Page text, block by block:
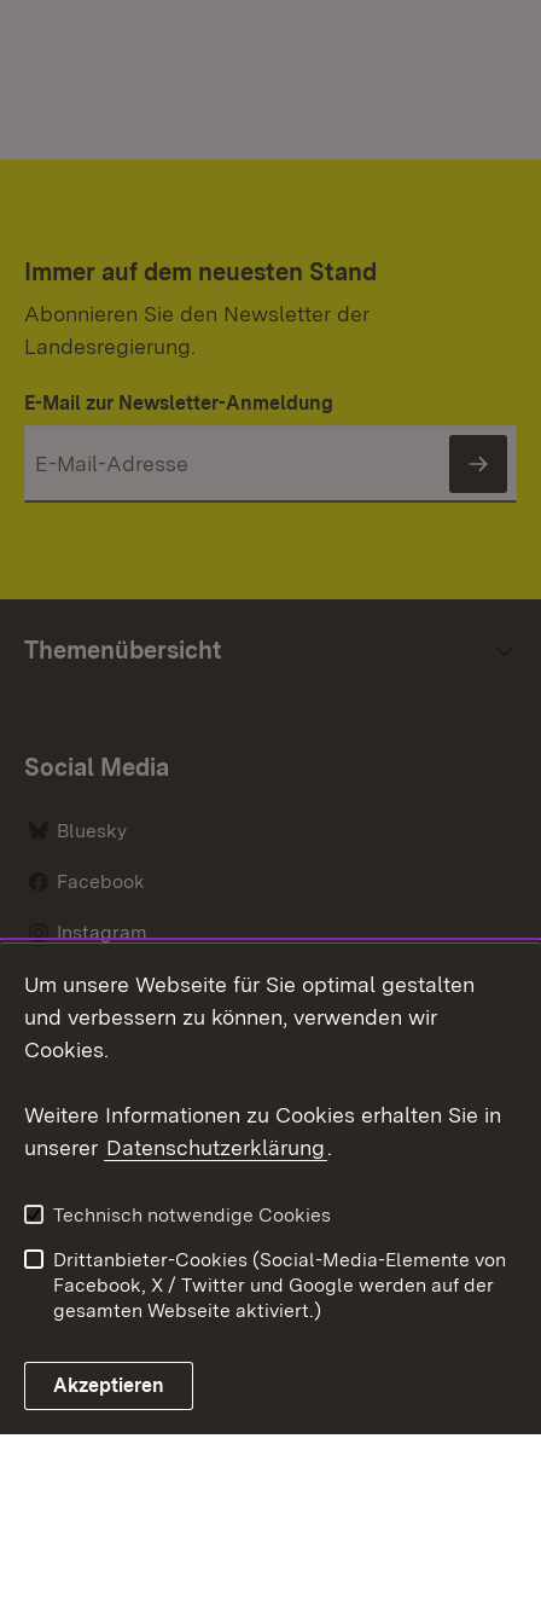
Immer auf dem neuesten Stand
Abonnieren Sie den Newsletter der
Landesregierung.
E-Mail zur Newsletter-Anmeldung
Themenübersicht
Social Media
Bluesky
Facebook
Instagram
LinkedIn
Link zum Landesportal
Datenschutz
Barrierefreiheit
Impressum
Cookies
Um unsere Webseite für Sie optimal gestalten
und verbessern zu können, verwenden wir
Cookies.
Weitere Informationen zu Cookies erhalten Sie in
unserer Datenschutzerklärung.
Technisch notwendige Cookies
Drittanbieter-Cookies (Social-Media-Elemente von
Facebook, X / Twitter und Google werden auf der
gesamten Webseite aktiviert.)
Akzeptieren